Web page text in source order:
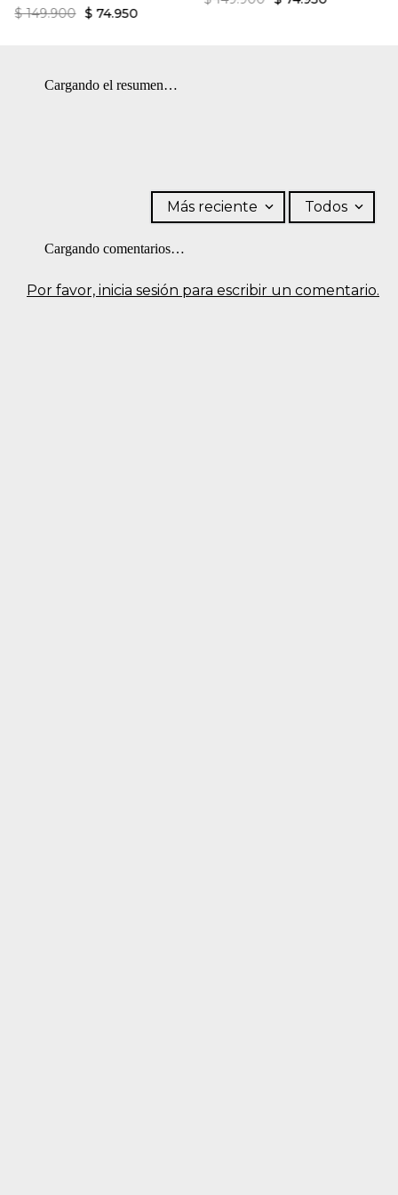
revés.
$ 149.900 $ 74.950
Cargando el resumen…
Por favor, inicia sesión para escribir un comentario.
Más reciente Todos
Cargando comentarios…